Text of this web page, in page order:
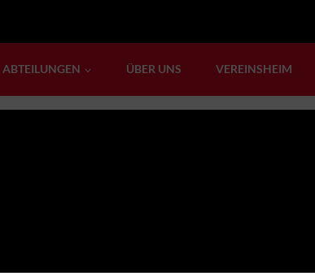
ABTEILUNGEN ÜBER UNS VEREINSHEIM